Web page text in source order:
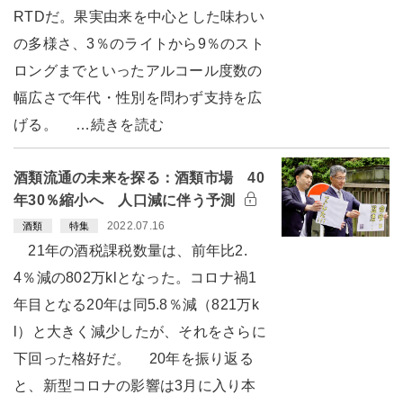
RTDだ。果実由来を中心とした味わい
の多様さ、3％のライトから9％のスト
ロングまでといったアルコール度数の
幅広さで年代・性別を問わず支持を広
げる。 …続きを読む
酒類流通の未来を探る：酒類市場 40
年30％縮小へ 人口減に伴う予測
酒類 特集 2022.07.16
21年の酒税課税数量は、前年比2.
4％減の802万klとなった。コロナ禍1
年目となる20年は同5.8％減（821万k
l）と大きく減少したが、それをさらに
下回った格好だ。 20年を振り返る
と、新型コロナの影響は3月に入り本